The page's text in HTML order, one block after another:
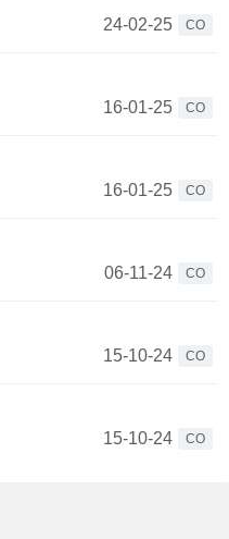
24-02-25
CO
16-01-25
CO
16-01-25
CO
06-11-24
CO
15-10-24
CO
15-10-24
CO